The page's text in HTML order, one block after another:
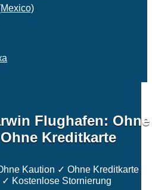
Flughafen: Ohne
Kreditkarte
Kaution ✓ Ohne Kreditkarte ✓
Kostenlose Stornierung